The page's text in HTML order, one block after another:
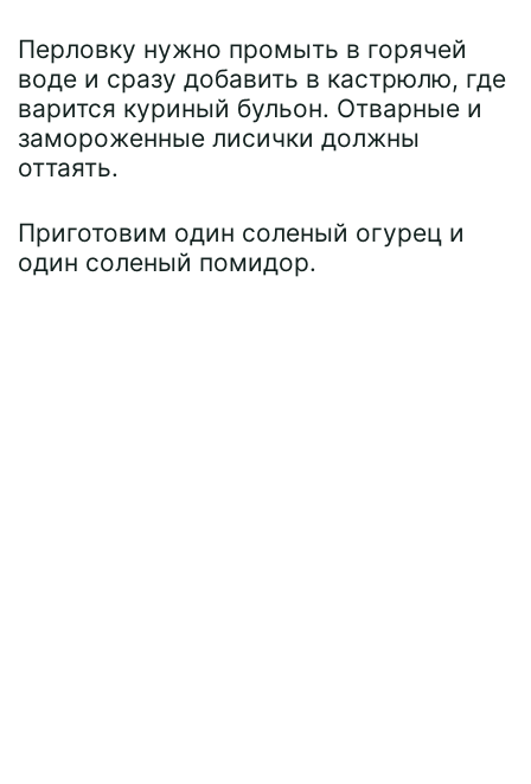
Перловку нужно промыть в горячей
воде и сразу добавить в кастрюлю, где
варится куриный бульон. Отварные и
замороженные лисички должны
оттаять.
Приготовим один соленый огурец и
один соленый помидор.